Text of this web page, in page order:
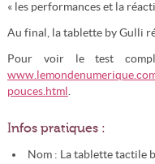
« les performances et la
Au final, la tablette by Gulli
Pour voir le test
pouces.html .
Infos pratiques :
Nom : La tablette tactile